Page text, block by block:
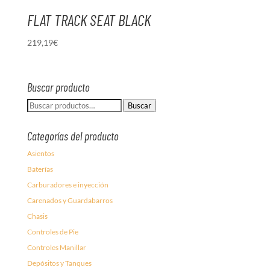
FLAT TRACK SEAT BLACK
219,19€
Buscar producto
Buscar
Buscar
Categorías del producto
Asientos
Baterías
Carburadores e inyección
Carenados y Guardabarros
Chasis
Controles de Pie
Controles Manillar
Depósitos y Tanques